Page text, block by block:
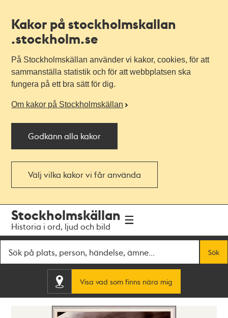
Kakor på stockholmskallan
.stockholm.se
På Stockholmskällan använder vi kakor, cookies, för att
sammanställa statistik och för att webbplatsen ska
fungera på ett bra sätt för dig.
Om kakor på Stockholmskällan
Godkänn alla kakor
Välj vilka kakor vi får använda
navigationen
huvudinnehållet
Stockholmskällan
Historia i ord, ljud och bild
Sök
Visa vad som finns nära mig